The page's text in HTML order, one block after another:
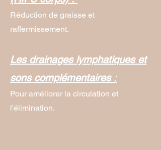
Réduction de graisse et
raffermissement.
Les drainages lymphatiques et
sons complémentaires :
Pour améliorer la circulation et
l'élimination.